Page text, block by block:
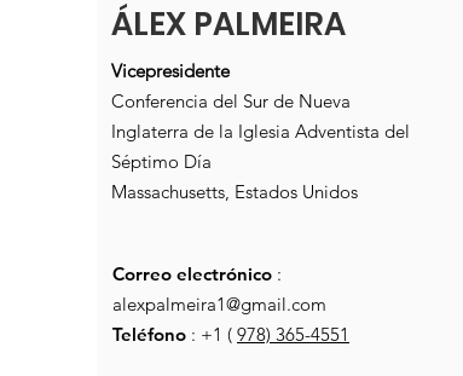
ÁLEX PALMEIRA
Vicepresidente
Conferencia del Sur de Nueva
Inglaterra de la Iglesia Adventista del
Séptimo Día
Massachusetts, Estados Unidos
Correo electrónico :
alexpalmeira1@gmail.com
Teléfono : +1 ( 978) 365-4551